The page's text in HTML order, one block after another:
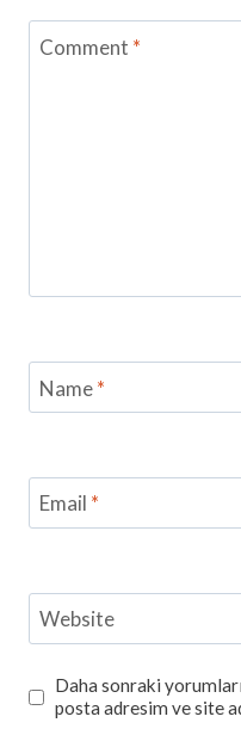
Comment *
Name*
Email *
Website
Daha sonraki
posta adresim ve site